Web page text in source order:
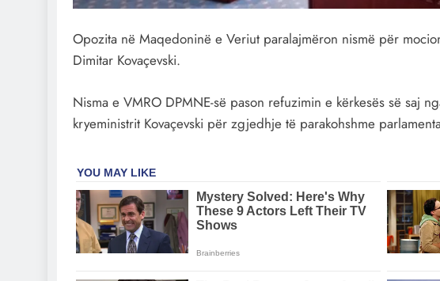
Opozita në Maqedoninë e Veriut paralajmëron nismë për
Dimitar Kovaçevski.
Nisma e VMRO DPMNE-së pason refuzimin e kërkesës së saj
kryeministrit Kovaçevski për zgjedhje të parakohshme